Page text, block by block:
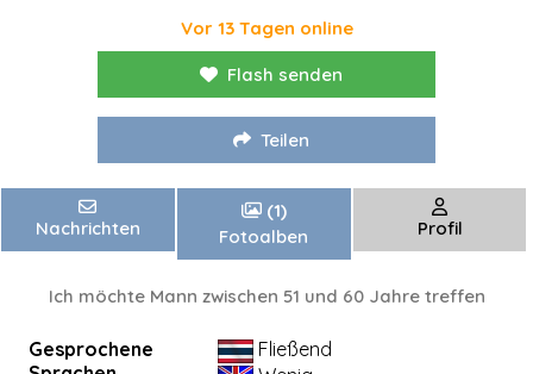
Vor 13 Tagen online
Flash senden
Teilen
Nachrichten
(1)
Fotoalben
Profil
Ich möchte Mann zwischen 51 und 60 Jahre treffen
Gesprochene
Fließend